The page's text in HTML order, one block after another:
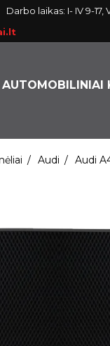
Darbo laikas: I- IV 9-17,
AUTOMOBILINIAI
Audi Audi